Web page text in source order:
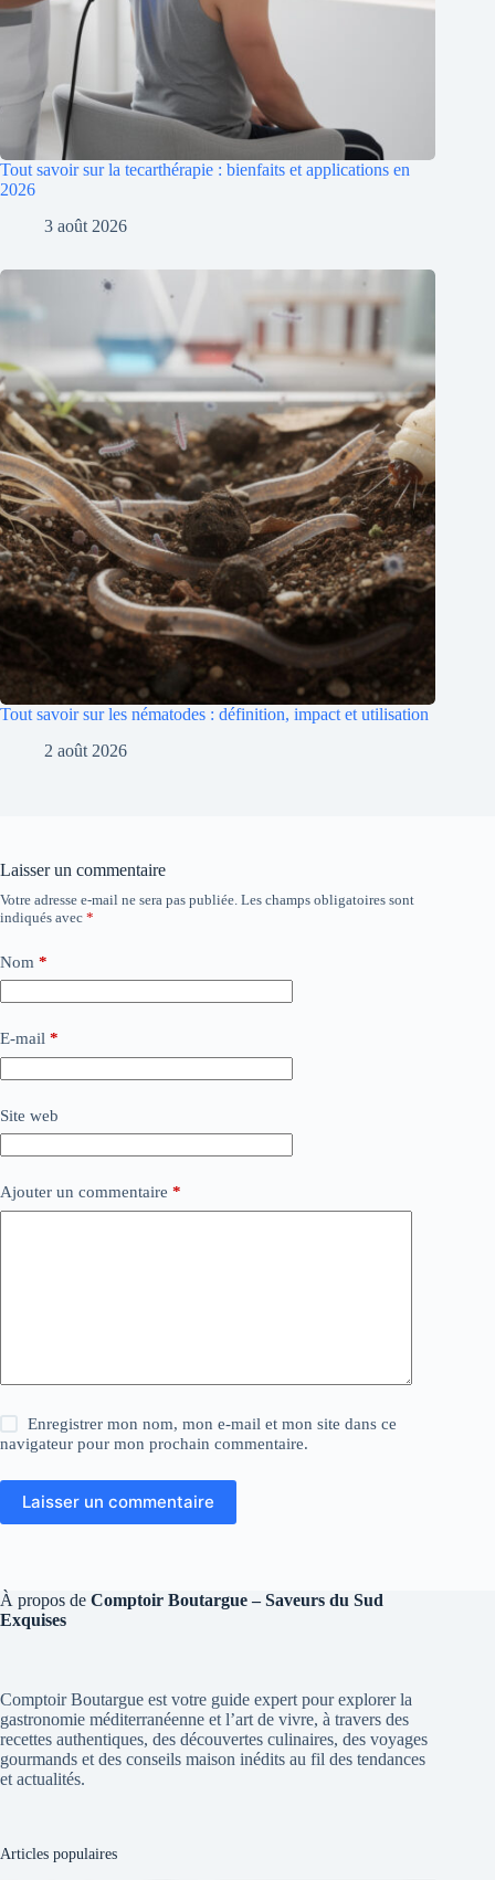
Tout savoir sur la tecarthérapie : bienfaits et applications en
2026
3 août 2026
Tout savoir sur les nématodes : définition, impact et utilisation
2 août 2026
Laisser un commentaire
Votre adresse e-mail ne sera pas publiée. Les champs obligatoires sont
indiqués avec *
Nom *
E-mail *
Site web
Ajouter un commentaire *
Enregistrer mon nom, mon e-mail et mon site dans ce
navigateur pour mon prochain commentaire.
Laisser un commentaire
À propos de Comptoir Boutargue – Saveurs du Sud
Exquises
Comptoir Boutargue est votre guide expert pour explorer la
gastronomie méditerranéenne et l’art de vivre, à travers des
recettes authentiques, des découvertes culinaires, des voyages
gourmands et des conseils maison inédits au fil des tendances
et actualités.
Articles populaires